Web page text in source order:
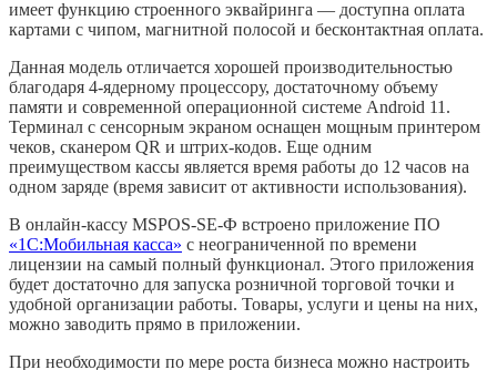
имеет функцию строенного эквайринга — доступна оплата
картами с чипом, магнитной полосой и бесконтактная оплата.
Данная модель отличается хорошей производительностью
благодаря 4-ядерному процессору, достаточному объему
памяти и современной операционной системе Android 11.
Терминал с сенсорным экраном оснащен мощным принтером
чеков, сканером QR и штрих-кодов. Еще одним
преимуществом кассы является время работы до 12 часов на
одном заряде (время зависит от активности использования).
В онлайн-кассу MSPOS-SE-Ф встроено приложение ПО
«1С:Мобильная касса» с неограниченной по времени
лицензии на самый полный функционал. Этого приложения
будет достаточно для запуска розничной торговой точки и
удобной организации работы. Товары, услуги и цены на них,
можно заводить прямо в приложении.
При необходимости по мере роста бизнеса можно настроить